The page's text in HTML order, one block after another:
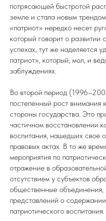
потрясающей быстротой
земле и стала новым
«патриот» нередко несет
который говорит о развитии
успехах, тут же наделяется
патриот», который, мол, и
заблуждениях.
Во второй период
постепенный рост внимания
стороны государства. Это
частичном восстановлении
воспитания, нашедших свое
правовых актах. В то же
мероприятия по
отражение в
отсутствием у субъектов
общественные объединения,
представлений о
патриотического воспитания.